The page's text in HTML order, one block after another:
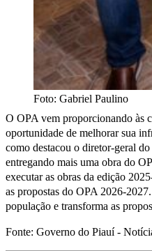
Foto: Gabriel Paulino
O OPA vem proporcionando às
oportunidade de melhorar sua
como destacou o diretor-geral
entregando mais uma obra do
executar as obras da edição
as propostas do OPA 2026-
população e transforma as
Fonte: Governo do Piauí -